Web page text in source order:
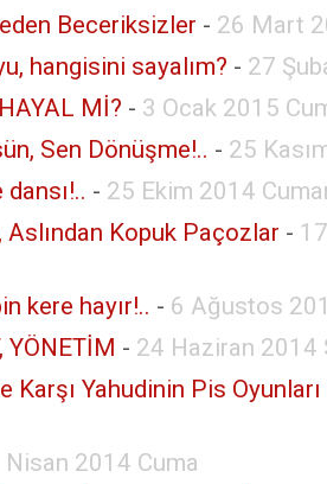
Beceriksizler - 26 Mart
hangisini sayalım? - 27
Mİ? - 3 Ocak 2015
Sen Dönüşme!.. - 25
- 25 Ekim 2014
Aslından Kopuk Paçozlar -
kere hayır!.. - 6 Ağustos
YÖNETİM - 24 Haziran 2014
Karşı Yahudinin Pis Oyunları
Nisan 2014 Cuma